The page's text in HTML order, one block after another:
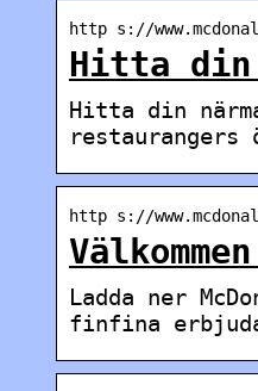
http s://
Hitta din
Hitta din
http s://
Ladda ner
finfina